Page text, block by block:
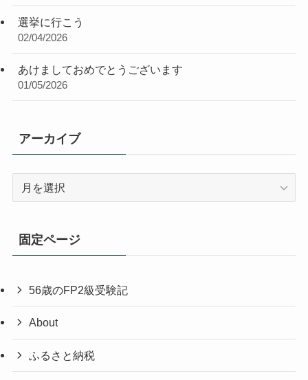
選挙に行こう
02/04/2026
あけましておめでとうございます
01/05/2026
アーカイブ
イ
ブ
固定ページ
56歳のFP2級受験記
About
ふるさと納税